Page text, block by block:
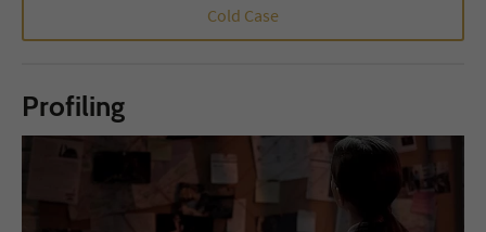
Cold Case
Profiling